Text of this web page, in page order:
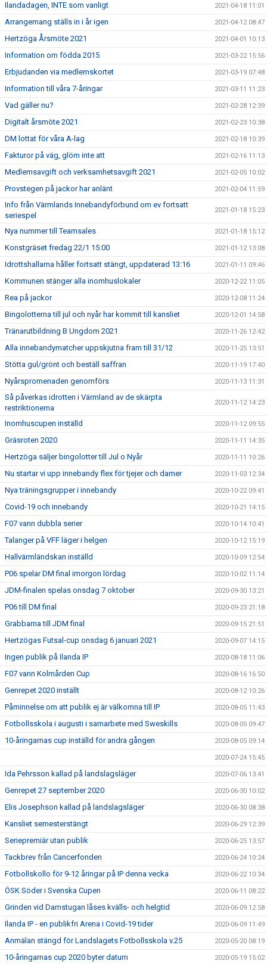
Ilandadagen, INTE som vanligt 2021-04-18 11:01
Arrangemang ställs in i år igen 2021-04-12 08:47
Hertzöga Årsmöte 2021 2021-04-01 10:13
Information om födda 2015 2021-03-22 15:56
Erbjudanden via medlemskortet 2021-03-19 07:48
Information till våra 7-åringar 2021-03-11 11:23
Vad gäller nu? 2021-02-28 12:39
Digitalt årsmöte 2021 2021-02-23 10:38
DM lottat för våra A-lag 2021-02-18 10:39
Fakturor på väg, glöm inte att 2021-02-16 11:13
Medlemsavgift och verksamhetsavgift 2021 2021-02-05 10:02
Provstegen på jackor har anlänt 2021-02-04 11:59
Info från Värmlands Innebandyförbund om ev fortsatt
seriespel
2021-01-18 15:23
Nya nummer till Teamsales 2021-01-18 15:12
Konstgräset fredag 22/1 15:00 2021-01-12 13:08
Idrottshallarna håller fortsatt stängt, uppdaterad 13:16 2021-01-11 09:46
Kommunen stänger alla inomhuslokaler 2020-12-22 11:05
Rea på jackor 2020-12-08 11:24
Bingolotterna till jul och nyår har kommit till kansliet 2020-12-01 14:58
Tränarutbildning B Ungdom 2021 2020-11-26 12:42
Alla innebandymatcher uppskjutna fram till 31/12 2020-11-25 13:51
Stötta gul/grönt och beställ saffran 2020-11-19 17:40
Nyårspromenaden genomförs 2020-11-13 11:31
Så påverkas idrotten i Värmland av de skärpta
restriktionerna
2020-11-12 14:23
Inomhuscupen inställd 2020-11-12 09:55
Gräsroten 2020 2020-11-11 14:35
Hertzöga säljer bingolotter till Jul o Nyår 2020-11-11 10:26
Nu startar vi upp innebandy flex för tjejer och damer 2020-11-03 12:34
Nya träningsgrupper i innebandy 2020-10-22 09:41
Covid-19 och innebandy 2020-10-21 14:15
F07 vann dubbla serier 2020-10-14 10:41
Talanger på VFF läger i helgen 2020-10-12 15:19
Hallvärmländskan inställd 2020-10-09 12:54
P06 spelar DM final imorgon lördag 2020-10-02 11:14
JDM-finalen spelas onsdag 7 oktober 2020-09-30 13:21
P06 till DM final 2020-09-23 21:18
Grabbarna till JDM final 2020-09-15 21:51
Hertzögas Futsal-cup onsdag 6 januari 2021 2020-09-07 14:15
Ingen publik på Ilanda IP 2020-08-18 11:06
F07 vann Kolmården Cup 2020-08-16 16:50
Genrepet 2020 inställt 2020-08-12 10:26
Påminnelse om att publik ej är välkomna till IP 2020-08-05 11:43
Fotbollsskola i augusti i samarbete med Sweskills 2020-08-05 09:47
10-åringarnas cup inställd för andra gången 2020-08-05 09:14
2020-07-24 15:45
Ida Pehrsson kallad på landslagsläger 2020-07-06 13:41
Genrepet 27 september 2020 2020-06-30 10:02
Elis Josephson kallad på landslagsläger 2020-06-30 08:38
Kansliet semesterstängt 2020-06-29 12:39
Seriepremiär utan publik 2020-06-25 13:57
Tackbrev från Cancerfonden 2020-06-24 10:24
Fotbollskollo för 9-12 åringar på IP denna vecka 2020-06-22 10:34
ÖSK Söder i Svenska Cupen 2020-06-11 08:22
Grinden vid Damstugan låses kvälls- och helgtid 2020-06-09 12:58
Ilanda IP - en publikfri Arena i Covid-19 tider 2020-06-09 11:49
Anmälan stängd för Landslagets Fotbollsskola v.25 2020-05-20 08:19
10-åringarnas cup 2020 byter datum 2020-05-19 15:02